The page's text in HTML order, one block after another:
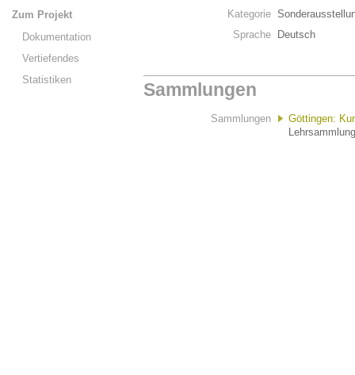
Zum Projekt
Dokumentation
Vertiefendes
Statistiken
Kategorie
Sprache
Deutsch
Sammlungen
Sammlungen
Göttingen: